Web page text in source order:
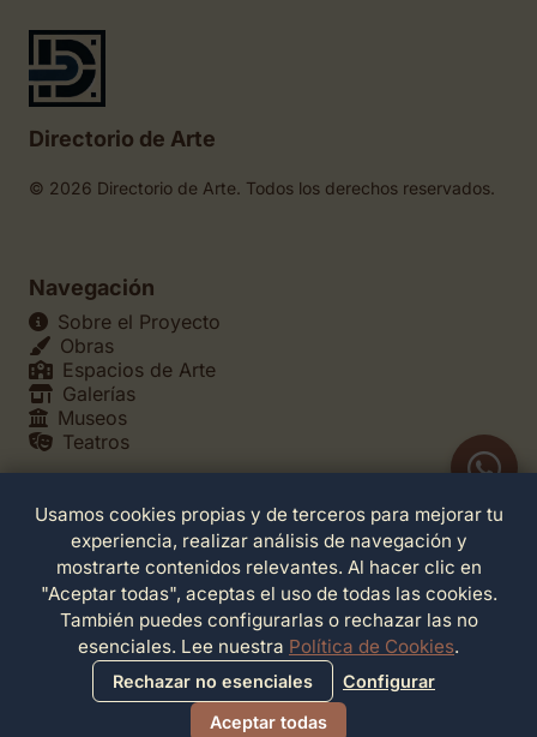
Directorio de Arte
© 2026 Directorio de Arte. Todos los derechos reservados.
Navegación
Sobre el Proyecto
Obras
Espacios de Arte
Galerías
Museos
Teatros
Legales
Política de Privacidad
Política de Cookies
Configuración de Cookies
Términos de Servicio
Contacto
Usamos cookies propias y de terceros para mejorar tu
experiencia, realizar análisis de navegación y
mostrarte contenidos relevantes. Al hacer clic en
"Aceptar todas", aceptas el uso de todas las cookies.
También puedes configurarlas o rechazar las no
esenciales. Lee nuestra Política de Cookies.
Rechazar no esenciales
Configurar
Aceptar todas